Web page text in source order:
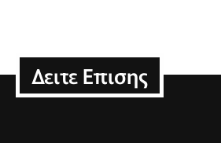
Δειτε Επισης